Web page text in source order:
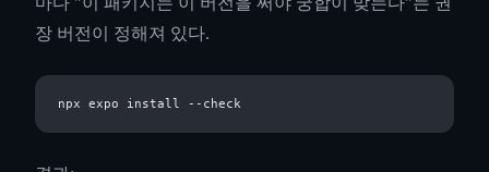
장 버전이 정해져 있다.